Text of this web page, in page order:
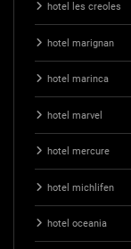
hotel les creoles
hotel marignan
hotel marinca
hotel marvel
hotel mercure
hotel michlifen
hotel oceania